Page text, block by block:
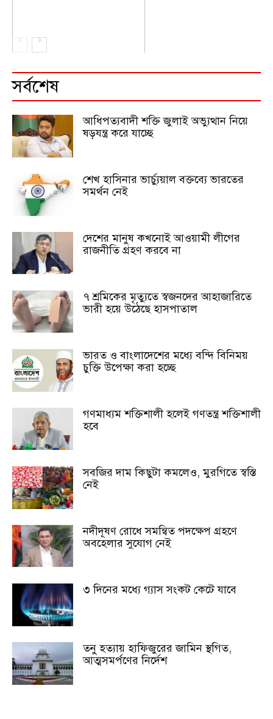
সর্বশেষ
আধিপত্যবাদী শক্তি জুলাই অভ্যুত্থান নিয়ে
ষড়যন্ত্র করে যাচ্ছে
শেখ হাসিনার ভার্চ্যুয়াল বক্তব্যে ভারতের
সমর্থন নেই
দেশের মানুষ কখনোই আওয়ামী লীগের
রাজনীতি গ্রহণ করবে না
৭ শ্রমিকের মৃত্যুতে স্বজনদের আহাজারিতে
ভারী হয়ে উঠেছে হাসপাতাল
ভারত ও বাংলাদেশের মধ্যে বন্দি বিনিময়
চুক্তি উপেক্ষা করা হচ্ছে
গণমাধ্যম শক্তিশালী হলেই গণতন্ত্র শক্তিশালী
হবে
সবজির দাম কিছুটা কমলেও, মুরগিতে স্বস্তি
নেই
নদীদূষণ রোধে সমন্বিত পদক্ষেপ গ্রহণে
অবহেলার সুযোগ নেই
৩ দিনের মধ্যে গ্যাস সংকট কেটে যাবে
তনু হত্যায় হাফিজুরের জামিন স্থগিত,
আত্মসমর্পণের নির্দেশ